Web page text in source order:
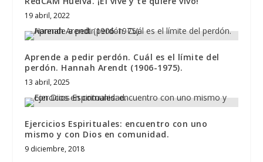
19 abril, 2022
Aprende a pedir perdón. Cuál es el límite del
perdón. Hannah Arendt (1906-1975).
13 abril, 2025
Ejercicios Espirituales: encuentro con uno
mismo y con Dios en comunidad.
9 diciembre, 2018